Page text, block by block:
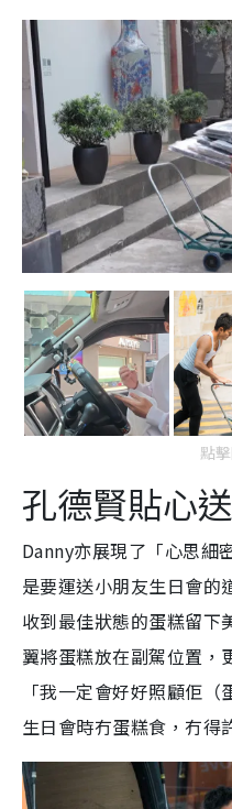
點
孔德賢貼心
Danny亦展現了「心思細
是要運送小朋友生日會的
收到最佳狀態的蛋糕留下
翼將蛋糕放在副駕位置，
「我一定會好好照顧佢
生日會時冇蛋糕食，冇得